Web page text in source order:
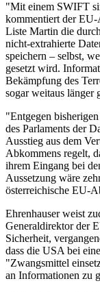
"Mit einem SWIFT
kommentiert der EU-
Liste Martin die
nicht-extrahierte
speichern – selbst,
gesetzt wird.
Bekämpfung des
sogar weitaus länger
"Entgegen
des Parlaments der
Ausstieg aus dem
Abkommens regelt,
ihrem Eingang bei
Aussetzung wäre
österreichische EU-
Ehrenhauser weist
Generaldirektor der
Sicherheit,
dass die USA bei
"Zwangsmittel
an Informationen zu